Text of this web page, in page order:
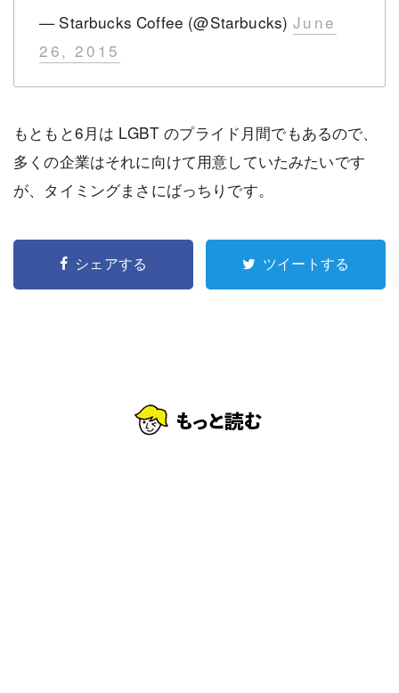
— Starbucks Coffee (@Starbucks) June
26, 2015
もともと6月は LGBT のプライド月間でもあるので、
多くの企業はそれに向けて用意していたみたいです
が、タイミングまさにばっちりです。
シェアする ツイートする